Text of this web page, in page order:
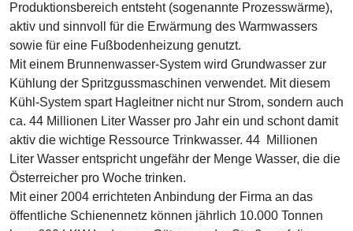
Produktionsbereich entsteht (sogenannte Prozesswärme),
aktiv und sinnvoll für die Erwärmung des Warmwassers
sowie für eine Fußbodenheizung genutzt.
Mit einem Brunnenwasser-System wird Grundwasser zur
Kühlung der Spritzgussmaschinen verwendet. Mit diesem
Kühl-System spart Hagleitner nicht nur Strom, sondern auch
ca. 44 Millionen Liter Wasser pro Jahr ein und schont damit
aktiv die wichtige Ressource Trinkwasser. 44 Millionen
Liter Wasser entspricht ungefähr der Menge Wasser, die die
Österreicher pro Woche trinken.
Mit einer 2004 errichteten Anbindung der Firma an das
öffentliche Schienennetz können jährlich 10.000 Tonnen